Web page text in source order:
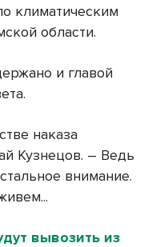
климатическим
области.
и главой
наказа
Кузнецов. – Ведь
внимание.
вывозить из